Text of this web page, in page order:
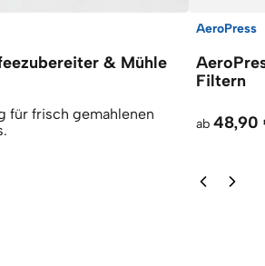
& Mühle
für frisch gemahlenen
AeroPress
Filtern
ab 48,90